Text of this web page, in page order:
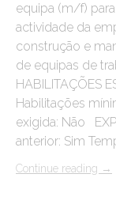
equipa (m/f)
actividade da
construção e
de equipas de
HABILITAÇÕES
Habilitações
exigida: Não
anterior: Sim
Continue reading →